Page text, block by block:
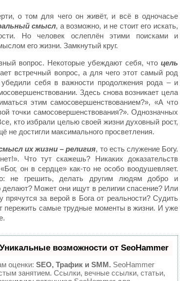
о том для чего он живёт, и всё в одночасье
смысл, а возможно, и не стоит его искать,
Но человек ослеплён этими поисками и
его жизни. Замкнутый круг.
вопрос. Некоторые убеждают себя, что цель
встречный вопрос, а для чего этот самый род
себя в важности продолжения рода – и
Здесь снова возникает цела
этим самосовершенствованием?», «А что
точки самосовершенствования?». Однозначных
кто избрали целью своей жизни духовный рост,
не достигли максимального просветления.
их жизни – религия, то есть служение Богу.
Что тут скажешь? Никаких доказательств
он в сердце» как-то не особо воодушевляет.
не грешить, делать другим людям добро и
делают? Может они ищут в религии спасение? Или
за верой в Бога от реальности? Судить
пережить самые трудные моменты в жизни. И уже
возможности от SeoHammer
оценки: SEO, Трафик и SMM. SeoHammer
занятием. Ссылки, вечные ссылки, статьи,